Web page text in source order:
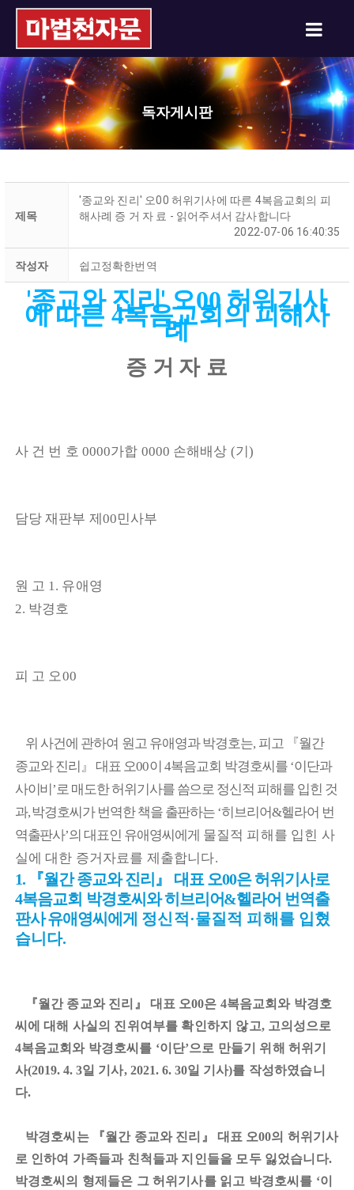
독자게시판
제목
'종교와 진리' 오00 허위기사에 따른 4복음교회의 피
해사례 증 거 자 료 - 읽어주셔서 감사합니다
2022-07-06 16:40:35
작성자 쉽고정확한번역
'종교와 진리' 오00 허위기사
에 따른 4복음교회의 피해사
례
증 거 자 료
사 건 번 호0000가합 0000 손해배상 (기)
담당 재판부 제00민사부
원 고 1. 유애영
2. 박경호
피 고 오00
위 사건에 관하여 원고 유애영과 박경호는, 피고 『월간
종교와 진리 』 대표 오00이 4복음교회 박경호씨를 ‘이단과
사이비’로 매도한 허위기사를 씀으로 정신적 피해를 입힌 것
과,박경호씨가 번역한 책을 출판하는 ‘히브리어&헬라어 번
역출판사’의 대표인 유애영씨에게 물질적 피해를 입힌 사
실에 대한 증거자료를 제출합니다.
1. 『월간 종교와 진리』 대표 오00은 허위기사로
4복음교회 박경호씨와 히브리어&헬라어 번역출
판사 유애영씨에게 정신적·물질적 피해를 입혔
습니다.
『월간 종교와 진리 』 대표 오00은 4복음교회와 박경호
씨에 대해 사실의 진위여부를 확인하지 않고, 고의성으로
4복음교회와 박경호씨를 ‘이단’으로 만들기 위해 허위기
사(2019. 4. 3일 기사, 2021. 6. 30일 기사)를 작성하였습니
다.
박경호씨는 『월간 종교와 진리 』 대표 오00의 허위기사
로 인하여 가족들과 친척들과 지인들을 모두 잃었습니다.
박경호씨의 형제들은 그 허위기사를 읽고 박경호씨를 ‘이